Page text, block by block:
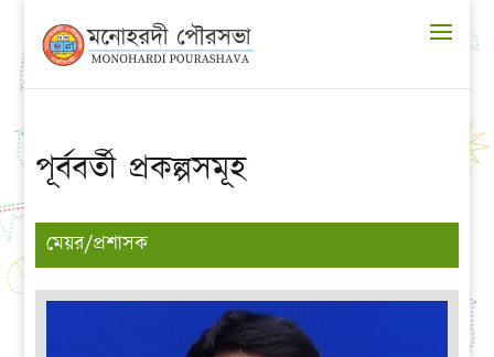
পূর্ববর্তী প্রকল্পসমূহ
মেয়র/প্রশাসক